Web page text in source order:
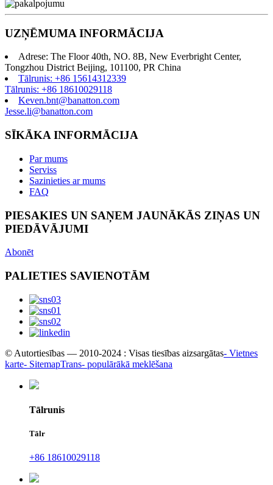
UZŅĒMUMA INFORMĀCIJA
Adrese: The Floor 40th, NO. 8B, New Everbright Center,
Tongzhou District Beijing, 101100, PR China
Tālrunis: +86 15614312339
Tālrunis: +86 18610029118
Keven.bnt@banatton.com
Jesse.li@banatton.com
SĪKĀKA INFORMĀCIJA
Par mums
Serviss
Sazinieties ar mums
FAQ
PIESAKIES UN SAŅEM JAUNĀKĀS ZIŅAS UN
PIEDĀVĀJUMI
Abonēt
PALIETIES SAVIENOTĀM
© Autortiesības — 2010-2024 : Visas tiesības aizsargātas- Vietnes
karte- SitemapTrans- populārākā meklēšana
Tālrunis
Tālr
+86 18610029118